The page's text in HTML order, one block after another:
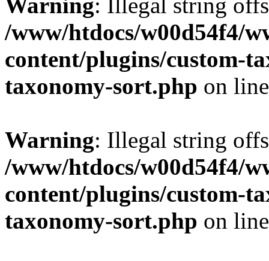
Warning: Illegal string
/www/htdocs/w00d54f4/
content/plugins/custom-
taxonomy-sort.php on
Warning: Illegal string
/www/htdocs/w00d54f4/
content/plugins/custom-
taxonomy-sort.php on